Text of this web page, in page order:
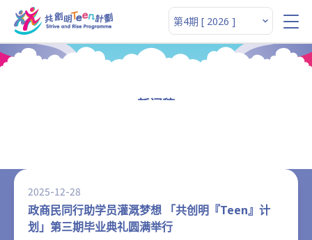
新闻稿
2025-12-28
政商民同行助学员灌溉梦想 「共创明『Teen』计
划」第三期毕业典礼圆满举行